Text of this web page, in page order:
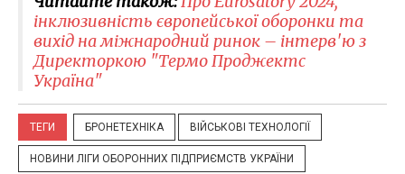
інклюзивність європейської оборонки та
вихід на міжнародний ринок – інтерв'ю з
Директоркою "Термо Проджектс
Україна"
ТЕГИ БРОНЕТЕХНІКА ВІЙСЬКОВІ ТЕХНОЛОГІЇ
НОВИНИ ЛІГИ ОБОРОННИХ ПІДПРИЄМСТВ УКРАЇНИ